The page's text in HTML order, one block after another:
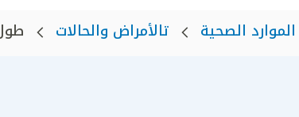
الموارد الصحية تالأمراض والحالات